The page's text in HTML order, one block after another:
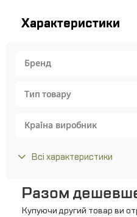
Характеристики
Бренд
Тип товару
Країна виробник
Всі характеристики
Разом
Купуючи другий товар ви